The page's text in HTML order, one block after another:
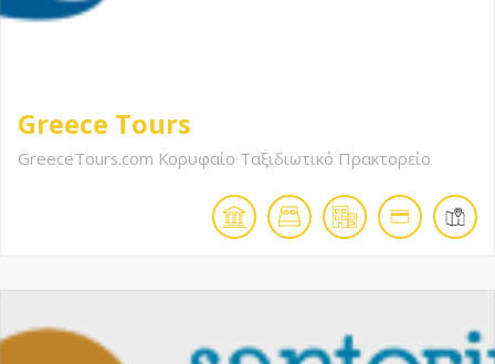
Greece Tours
GreeceTours.com Κορυφαίο Ταξιδιωτικό Πρακτορείο